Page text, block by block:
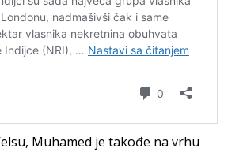
Muhamed je takođe na vrhu